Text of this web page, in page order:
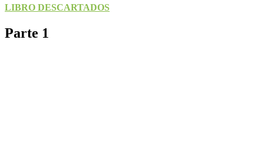
LIBRO DESCARTADOS
Parte 1